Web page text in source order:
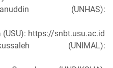
(UNHAS):
(USU): https://snbt.usu.ac.id
(UNIMAL):